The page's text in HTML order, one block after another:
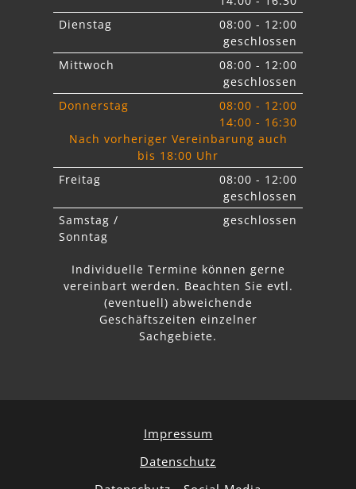
Dienstag
08:00 - 12:00
geschlossen
Mittwoch
08:00 - 12:00
geschlossen
Donnerstag
08:00 - 12:00
14:00 - 16:30
Nach vorheriger Vereinbarung auch
bis 18:00 Uhr
Freitag
08:00 - 12:00
geschlossen
Samstag /
Sonntag
geschlossen
Individuelle Termine können gerne
vereinbart werden. Beachten Sie evtl.
abweichende
Geschäftszeiten einzelner
Sachgebiete.
Impressum
Datenschutz